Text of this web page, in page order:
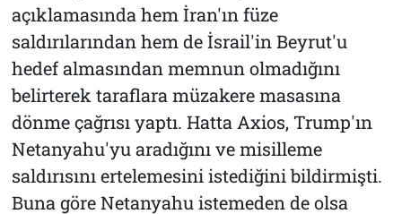
açıklamasında hem İran'ın füze
saldırılarından hem de İsrail'in Beyrut'u
hedef almasından memnun olmadığını
belirterek taraflara müzakere masasına
dönme çağrısı yaptı. Hatta Axios, Trump'ın
Netanyahu'yu aradığını ve misilleme
saldırısını ertelemesini istediğini bildirmişti.
Buna göre Netanyahu istemeden de olsa